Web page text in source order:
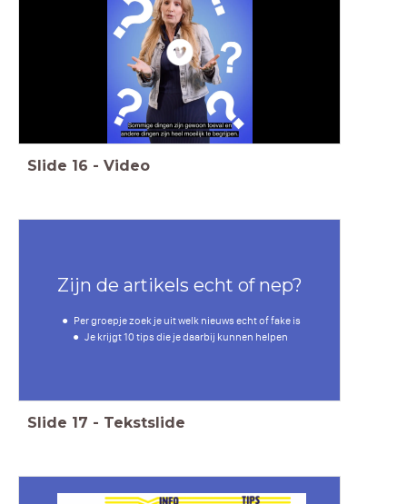
Slide 16 - Video
Zijn de artikels echt of nep?
Per groepje zoek je uit welk nieuws echt of fake is
Je krijgt 10 tips die je daarbij kunnen helpen
Slide 17 - Tekstslide